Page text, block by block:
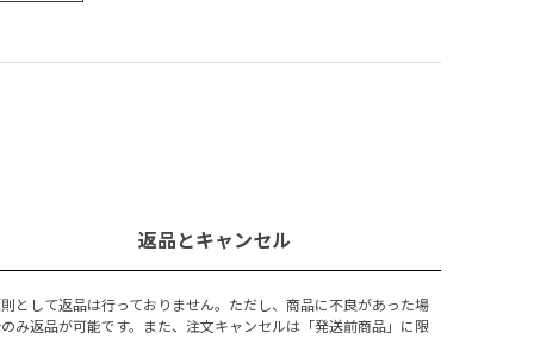
返品とキャンセル
として返品は行っておりません。ただし、商品に不良があった場
み返品が可能です。また、注文キャンセルは「発送前商品」に限